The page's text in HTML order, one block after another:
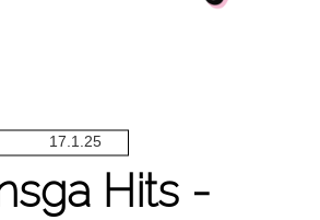
17.1.25
Hits -